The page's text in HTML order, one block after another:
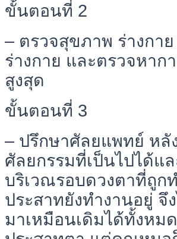
ขั้นตอนที่ 2
– ตรวจสุขภาพ ร่างกา
ร่างกาย และตรวจหา
สูงสุด
ขั้นตอนที่ 3
– ปรึกษาศัลยแพทย์ หลั
ศัลยกรรมที่เป็นไปได้แ
บริเวณรอบดวงตาที่ถูก
ประสาทยังทำงานอยู่ จึ
มาเหมือนเดิมได้ทั้งหม